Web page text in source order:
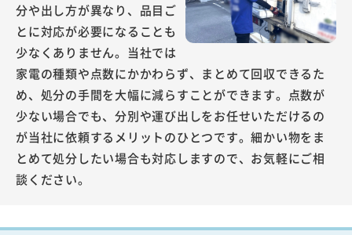
分や出し方が異なり、品目ご
とに対応が必要になることも
少なくありません。当社では
家電の種類や点数にかかわらず、まとめて回収できるた
め、処分の手間を大幅に減らすことができます。点数が
少ない場合でも、分別や運び出しをお任せいただけるの
が当社に依頼するメリットのひとつです。細かい物をま
とめて処分したい場合も対応しますので、お気軽にご相
談ください。